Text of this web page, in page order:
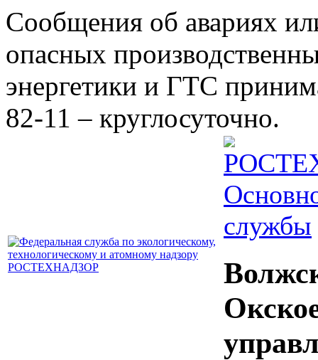
Сообщения об авариях
опасных
энергетики и ГТС
82-11 – круглосуточно.
службы